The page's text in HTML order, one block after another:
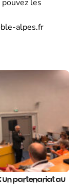
les
alpes.fr
: un partenariat au